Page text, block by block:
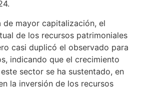
de mayor capitalización, el
de los recursos patrimoniales
casi duplicó el observado para
indicando que el crecimiento
sector se ha sustentado, en
la inversión de los recursos